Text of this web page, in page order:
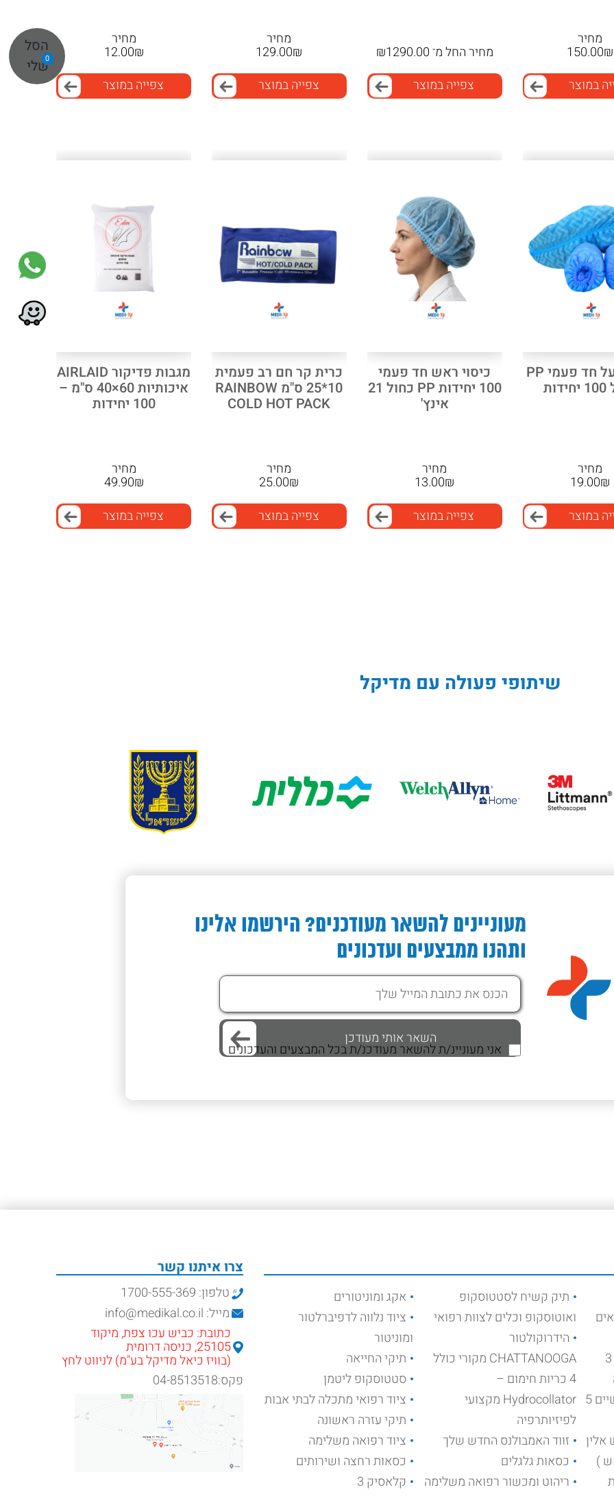
0
הסל
שלי
מחיר
₪
150.00
במוצר
מחירהחל מ־ ₪1290.00
צפייה במוצר
מחיר
₪
129.00
צפייה במוצר
מחיר
₪
12.00
צפייה במוצר
כיסוי נעל חד פעמי PP
מחיר
₪
19.00
במוצר
כיסוי ראש חד פעמי
100 יחידות PP כחול 21
אינץ'
מחיר
₪
13.00
צפייה במוצר
כרית קר חם רב פעמית
10*25 ס"מ RAINBOW
COLD HOT PACK
מחיר
₪
25.00
צפייה במוצר
מגבות פדיקור AIRLAID
איכותיות 60×40 ס"מ –
100 יחידות
מחיר
₪
49.90
צפייה במוצר
31G*8 PIC איטלקי –
מחיר
65.00
במוצר
מגבת אלבד
מחיר
צפייה במוצר
מתקפלת מפוארת 2
עם ידיות,
ומדף – לבן או
שחור
מ־ ₪850.00
במוצר
הידראולית מכנית עם
דוושה
1690.00
צפייה במוצר
מיטת קוסמטיקה
הידראולית מכנית עם
דוושה מפוארת
₪
1890.00
מיטת קוסמטיקה
חשמלית 3 מנועים דגם
RF3 צבע לבן
₪
5950.00
צפייה במוצר